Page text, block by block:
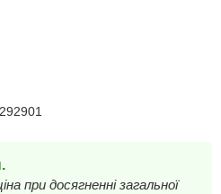
при досягненні загальної